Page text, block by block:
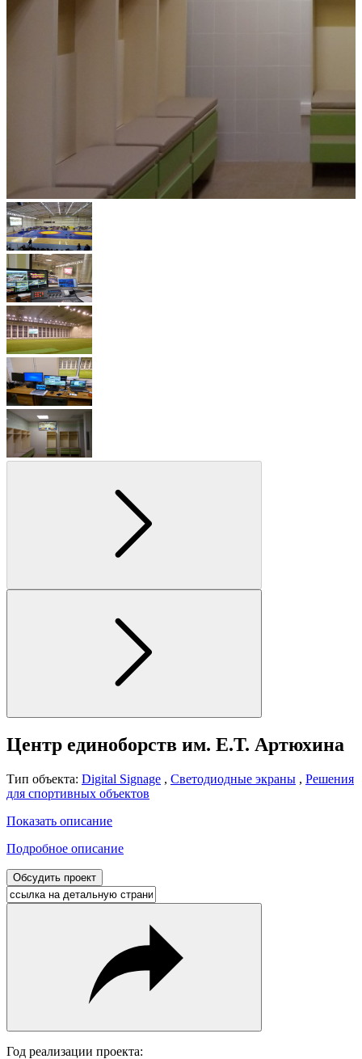
Центр единоборств им. Е.Т. Артюхина
Тип объекта: Digital Signage , Светодиодные экраны , Решения
для спортивных объектов
Показать описание
Подробное описание
Обсудить проект
Год реализации проекта: